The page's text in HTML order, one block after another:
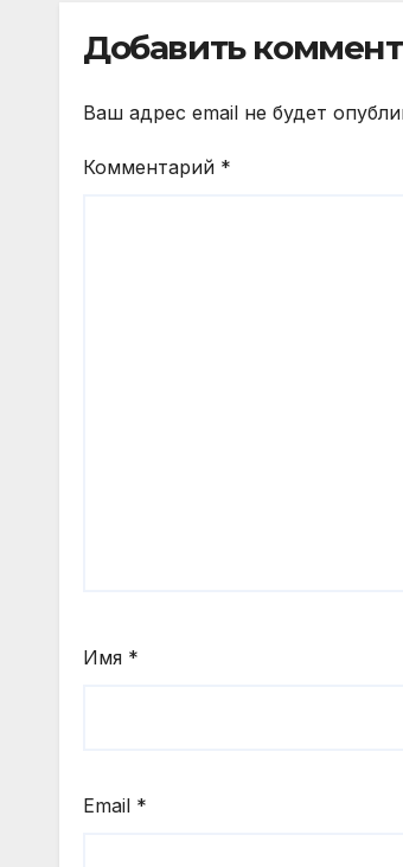
Добавить
Ваш адрес email не будет
Комментарий *
Имя *
Email *